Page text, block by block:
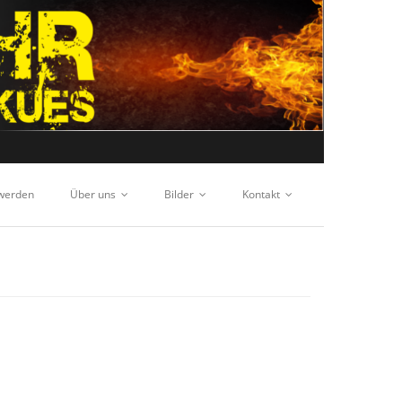
Über uns Bilder Kontakt